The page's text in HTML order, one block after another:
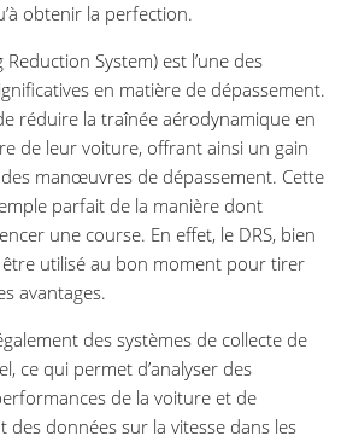
obtenir la perfection.
Reduction System) est l’une des
en matière de dépassement.
réduire la traînée aérodynamique en
de leur voiture, offrant ainsi un gain
manœuvres de dépassement. Cette
parfait de la manière dont
une course. En effet, le DRS, bien
utilisé au bon moment pour tirer
avantages.
des systèmes de collecte de
ce qui permet d’analyser des
de la voiture et de
des données sur la vitesse dans les